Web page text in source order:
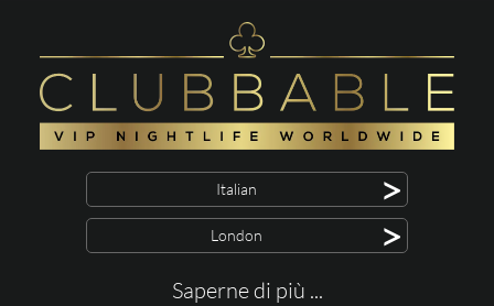
Italian >
London >
Saperne di più ...